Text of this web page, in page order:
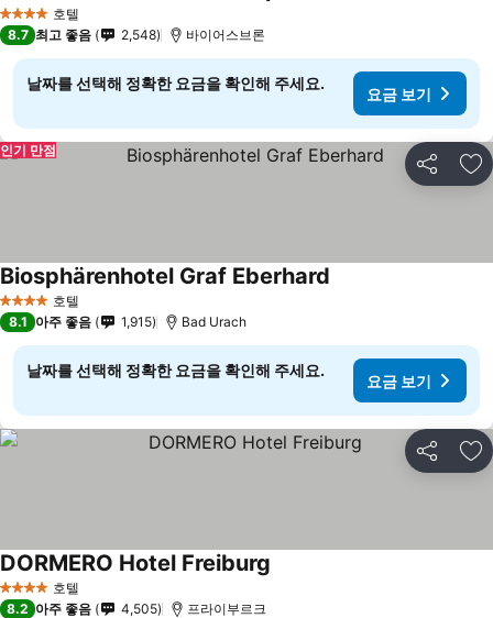
4 성급 호텔
8.7 최고 좋음 2,548 바이어스브론
날짜를 선택해 정확한 요금을 확인해 주세요.
요금 보기
공유 즐
인기 만점
4 성급 호텔
Biosphärenhotel Graf Eberhard
8.1 아주 좋음 1,915 Bad Urach
날짜를 선택해 정확한 요금을 확인해 주세요.
요금 보기
공유 즐
4 성급 호텔
DORMERO Hotel Freiburg
8.2 아주 좋음 4,505 프라이부르크